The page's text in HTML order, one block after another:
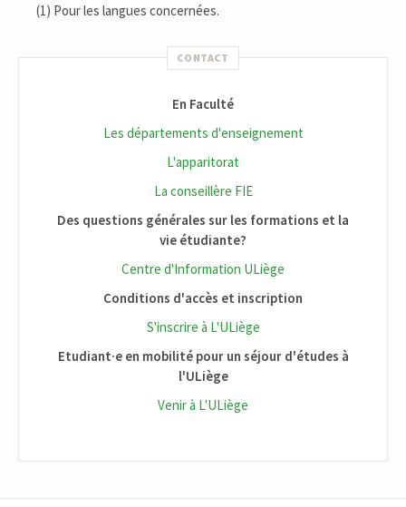
(1) Pour les langues concernées.
CONTACT
En Faculté
Les départements d'enseignement
L'apparitorat
La conseillère FIE
Des questions générales sur les formations et la
vie étudiante?
Centre d'Information ULiège
Conditions d'accès et inscription
S'inscrire à L'ULiège
Etudiant·e en mobilité pour un séjour d'études à
l'ULiège
Venir à L'ULiège